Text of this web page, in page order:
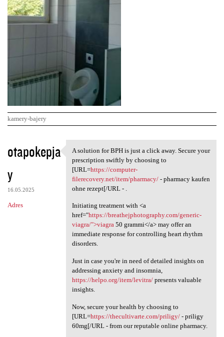
kamery-bajery
K
o
m
e
n
otapokepja
y
16.05.2025
Adres
A solution for BPH is just a
A solution for BPH is just a click away. Secure your
prescription swiftly by choosing to
[URL=https://computer-
filerecovery.net/item/pharmacy/- pharmacy kaufen
ohne rezept[/URL - .
Initiating treatment with <a
href="https://breathejphotography.com/generic-
viagra/">viagra50 grammi</a> may offer an
immediate response for controlling heart rhythm
disorders.
Just in case you're in need of detailed insights on
addressing anxiety and insomnia,
https://helpo.org/item/levitra/presents valuable
insights.
Now, secure your health by choosing to
[URL=https://thecultivarte.com/priligy/- priligy
60mg[/URL - from our reputable online pharmacy.